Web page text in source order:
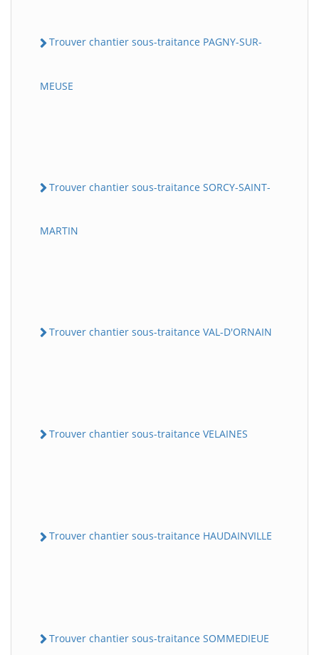
Trouver chantier sous-traitance PAGNY-SUR-
MEUSE
Trouver chantier sous-traitance SORCY-SAINT-
MARTIN
Trouver chantier sous-traitance VAL-D'ORNAIN
Trouver chantier sous-traitance VELAINES
Trouver chantier sous-traitance HAUDAINVILLE
Trouver chantier sous-traitance SOMMEDIEUE